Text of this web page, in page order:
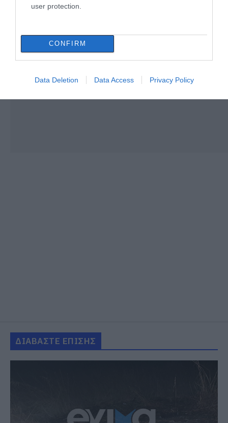
user protection.
CONFIRM
Data Deletion Data Access Privacy Policy
ΔΙΑΒΑΣΤΕ ΕΠΙΣΗΣ